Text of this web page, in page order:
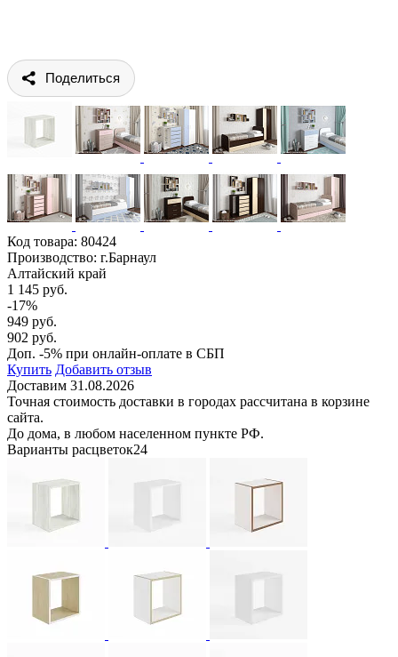
Поделиться
Код товара: 80424
Производство: г.Барнаул
Алтайский край
1 145 руб.
-17%
949 руб.
902 руб.
Доп. -5% при онлайн-оплате в СБП
Купить Добавить отзыв
Доставим 31.08.2026
Точная стоимость доставки в городах рассчитана в корзине
сайта.
До дома, в любом населенном пункте РФ.
Варианты расцветок24